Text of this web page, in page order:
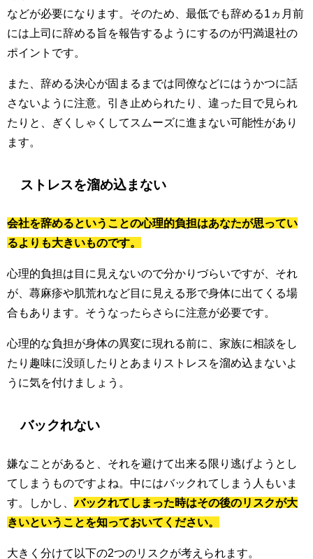
などが必要になります。そのため、最低でも辞める1ヵ月前
には上司に辞める旨を報告するようにするのが円満退社の
ポイントです。
また、辞める決心が固まるまでは同僚などにはうかつに話
さないように注意。引き止められたり、違った目で見られ
たりと、ぎくしゃくしてスムーズに進まない可能性があり
ます。
ストレスを溜め込まない
会社を辞めるということの心理的負担はあなたが思ってい
るよりも大きいものです。
心理的負担は目に見えないので分かりづらいですが、それ
が、蕁麻疹や肌荒れなど目に見える形で身体に出てくる場
合もあります。そうなったらさらに注意が必要です。
心理的な負担が身体の異変に現れる前に、家族に相談をし
たり趣味に没頭したりとあまりストレスを溜め込まないよ
うに気を付けましょう。
バックれない
嫌なことがあると、それを避けて出来る限り逃げようとし
てしまうものですよね。中にはバックれてしまう人もいま
す。しかし、 バックれてしまった時はその後のリスクが大
きいということを知っておいてください。
大きく分けて以下の2つのリスクが考えられます。